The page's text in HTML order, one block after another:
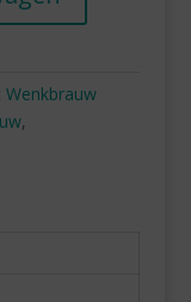
Wenkbrauw
,